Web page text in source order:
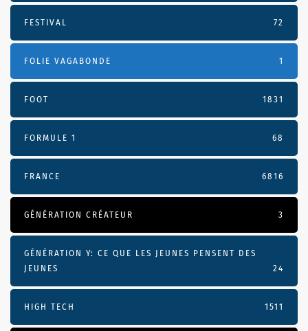
FESTIVAL 72
FOLIE VAGABONDE 1
FOOT 1831
FORMULE 1 68
FRANCE 6816
GÉNÉRATION CRÉATEUR 3
GÉNÉRATION Y: CE QUE LES JEUNES PENSENT DES
JEUNES
24
HIGH TECH 1511